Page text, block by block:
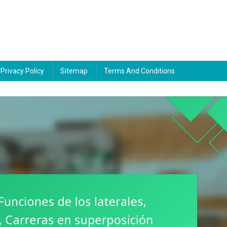
Privacy Policy Sitemap Terms And Conditions